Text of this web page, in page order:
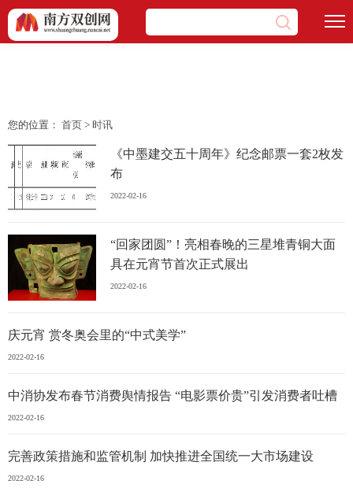
您的位置： 首页 > 时讯
《中墨建交五十周年》纪念邮票一套2枚发
布
2022-02-16
“回家团圆”！亮相春晚的三星堆青铜大面
具在元宵节首次正式展出
2022-02-16
庆元宵 赏冬奥会里的“中式美学”
2022-02-16
中消协发布春节消费舆情报告 “电影票价贵”引发消费者吐槽
2022-02-16
完善政策措施和监管机制 加快推进全国统一大市场建设
2022-02-16